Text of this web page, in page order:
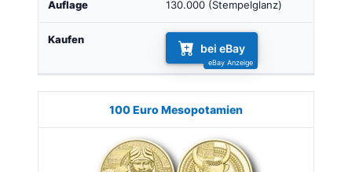
130.000 (Stempelglanz)
bei eBay
100 Euro Mesopotamien